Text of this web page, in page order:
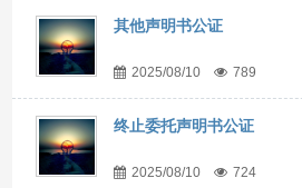
其他声明书公证
2025/08/10 789
终止委托声明书公证
2025/08/10 724